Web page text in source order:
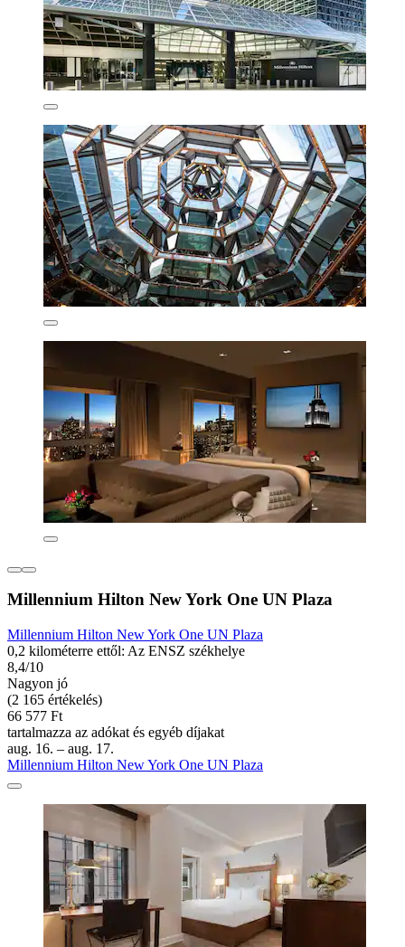
Millennium Hilton New York One UN Plaza
Millennium Hilton New York One UN Plaza
0,2 kilométerre ettől: Az ENSZ székhelye
8,4/10
Nagyon jó
(2 165 értékelés)
66 577 Ft
tartalmazza az adókat és egyéb díjakat
aug. 16. – aug. 17.
Millennium Hilton New York One UN Plaza